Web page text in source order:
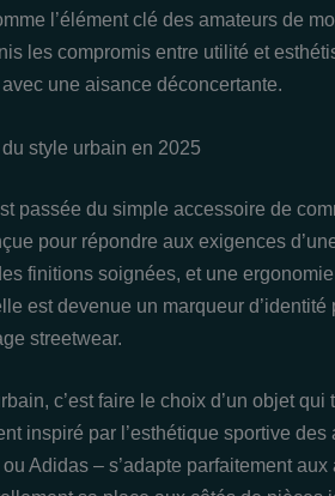
l’élément clé des amateurs de
les compromis entre utilité et
une aisance déconcertante.
style urbain en 2025
passée du simple accessoire de
pour répondre aux exigences
finitions soignées, et une
est devenue un marqueur d’identité
streetwear.
c’est faire le choix d’un objet qui
inspiré par l’esthétique sportive des
Adidas – s’adapte parfaitement aux